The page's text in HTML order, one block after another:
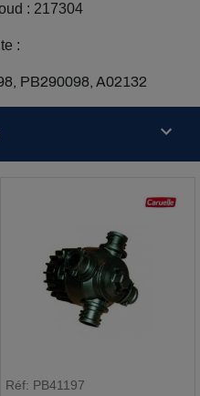
: 217304
:
PB290098, A02132
Réf: PB41197